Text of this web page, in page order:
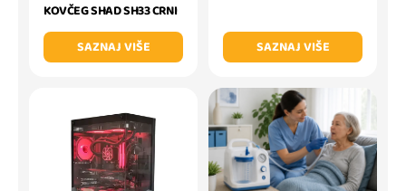
KOVČEG SHAD SH33 CRNI
SAZNAJ VIŠE
SAZNAJ VIŠE